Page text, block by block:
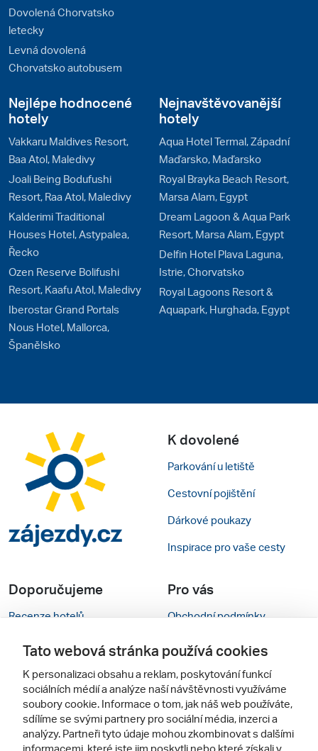
Dovolená Chorvatsko
letecky
Levná dovolená
Chorvatsko autobusem
Nejlépe hodnocené
hotely
Vakkaru Maldives Resort,
Baa Atol, Maledivy
Joali Being Bodufushi
Resort, Raa Atol, Maledivy
Kalderimi Traditional
Houses Hotel, Astypalea,
Řecko
Ozen Reserve Bolifushi
Resort, Kaafu Atol, Maledivy
Iberostar Grand Portals
Nous Hotel, Mallorca,
Španělsko
Nejnavštěvovanější
hotely
Aqua Hotel Termal, Západní
Maďarsko, Maďarsko
Royal Brayka Beach Resort,
Marsa Alam, Egypt
Dream Lagoon & Aqua Park
Resort, Marsa Alam, Egypt
Delfin Hotel Plava Laguna,
Istrie, Chorvatsko
Royal Lagoons Resort &
Aquapark, Hurghada, Egypt
K dovolené
Parkování u letiště
Cestovní pojištění
Dárkové poukazy
Inspirace pro vaše cesty
Doporučujeme
Recenze hotelů
Rady na cestu
Cestovní kanceláře
Zájazdy.sk
Pro vás
Obchodní podmínky
Kontakty
Nastavení cookies
Mobilní verze webu
Sledujte nás
Tato webová stránka používá cookies
K personalizaci obsahu a reklam, poskytování funkcí
sociálních médií a analýze naší návštěvnosti využíváme
soubory cookie. Informace o tom, jak náš web používáte,
sdílíme se svými partnery pro sociální média, inzerci a
analýzy. Partneři tyto údaje mohou zkombinovat s dalšími
informacemi, které jste jim poskytli nebo které získali v